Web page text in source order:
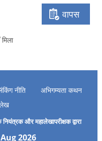
वापस
नीति
अभिगम्यता कथन
और महालेखापरीक्षक द्वारा
2026